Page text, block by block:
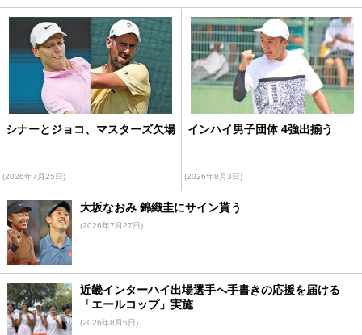
シナーとジョコ、マスターズ欠場
(2026年7月25日)
インハイ男子団体 4強出揃う
(2026年8月3日)
大坂なおみ 錦織圭にサイン貰う
(2026年7月27日)
近畿インターハイ出場選手へ手書きの応援を届ける
「エールコップ」実施
(2026年8月5日)